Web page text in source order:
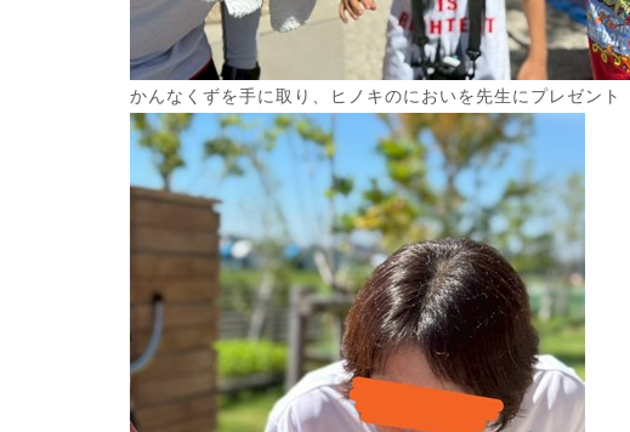
かんなくずを手に取り、ヒノキのにおいを先生にプレゼント